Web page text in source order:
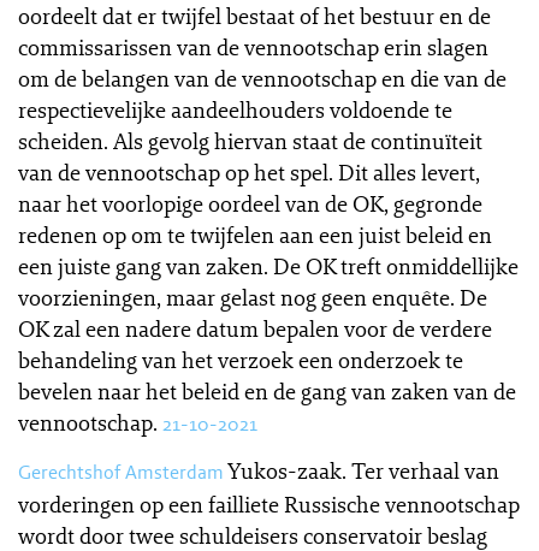
oordeelt dat er twijfel bestaat of het bestuur en de
commissarissen van de vennootschap erin slagen
om de belangen van de vennootschap en die van de
respectievelijke aandeelhouders voldoende te
scheiden. Als gevolg hiervan staat de continuïteit
van de vennootschap op het spel. Dit alles levert,
naar het voorlopige oordeel van de OK, gegronde
redenen op om te twijfelen aan een juist beleid en
een juiste gang van zaken. De OK treft onmiddellijke
voorzieningen, maar gelast nog geen enquête. De
OK zal een nadere datum bepalen voor de verdere
behandeling van het verzoek een onderzoek te
bevelen naar het beleid en de gang van zaken van de
vennootschap. 21-10-2021
Gerechtshof AmsterdamYukos-zaak. Ter verhaal van
vorderingen op een failliete Russische vennootschap
wordt door twee schuldeisers conservatoir beslag